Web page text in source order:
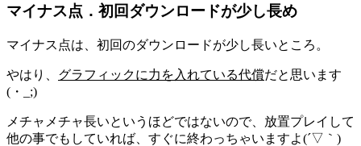
マイナス点．初回ダウンロードが少し長め
マイナス点は、 初回のダウンロードが少し長いところ。
やはり、 グラフィックに力を入れている代償だと思います
(・_;)
メチャメチャ長いというほどではないので、放置プレイして
他の事でもしていれば、すぐに終わっちゃいますよ(´▽｀)